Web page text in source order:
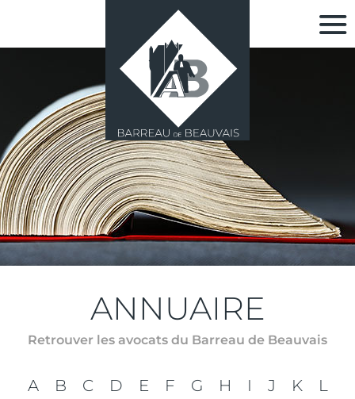
ANNUAIRE
Retrouver les avocats du Barreau de Beauvais
A B C D E F G H I J K
L